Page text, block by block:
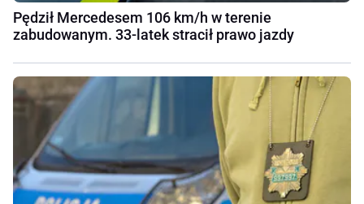
Pędził Mercedesem 106 km/h w terenie
zabudowanym. 33-latek stracił prawo jazdy